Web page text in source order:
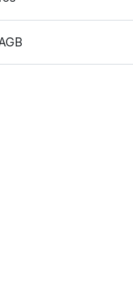
auf dem Zimmer